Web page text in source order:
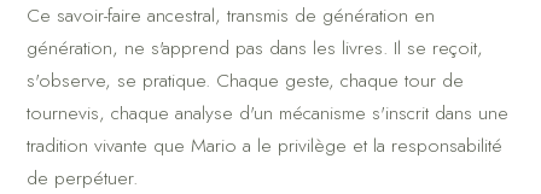
Ce savoir-faire ancestral, transmis de génération en
génération, ne s'apprend pas dans les livres. Il se reçoit,
s'observe, se pratique. Chaque geste, chaque tour de
tournevis, chaque analyse d'un mécanisme s'inscrit dans une
tradition vivante que Mario a le privilège et la responsabilité
de perpétuer.